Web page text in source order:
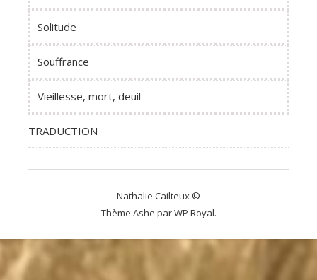
Solitude
Souffrance
Vieillesse, mort, deuil
TRADUCTION
Nathalie Cailteux ©
Thème Ashe parWP Royal.